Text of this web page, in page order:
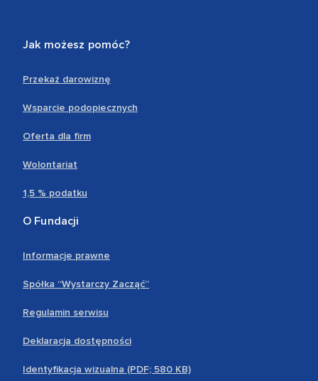
Jak możesz pomóc?
Przekaż darowiznę
Wsparcie podopiecznych
Oferta dla firm
Wolontariat
1,5 % podatku
O Fundacji
Informacje prawne
Spółka “Wystarczy Zacząć”
Regulamin serwisu
Deklaracja dostępności
Identyfikacja wizualna (PDF; 580 KB)